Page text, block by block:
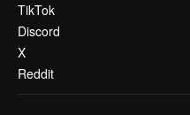
TikTok
Discord
X
Reddit